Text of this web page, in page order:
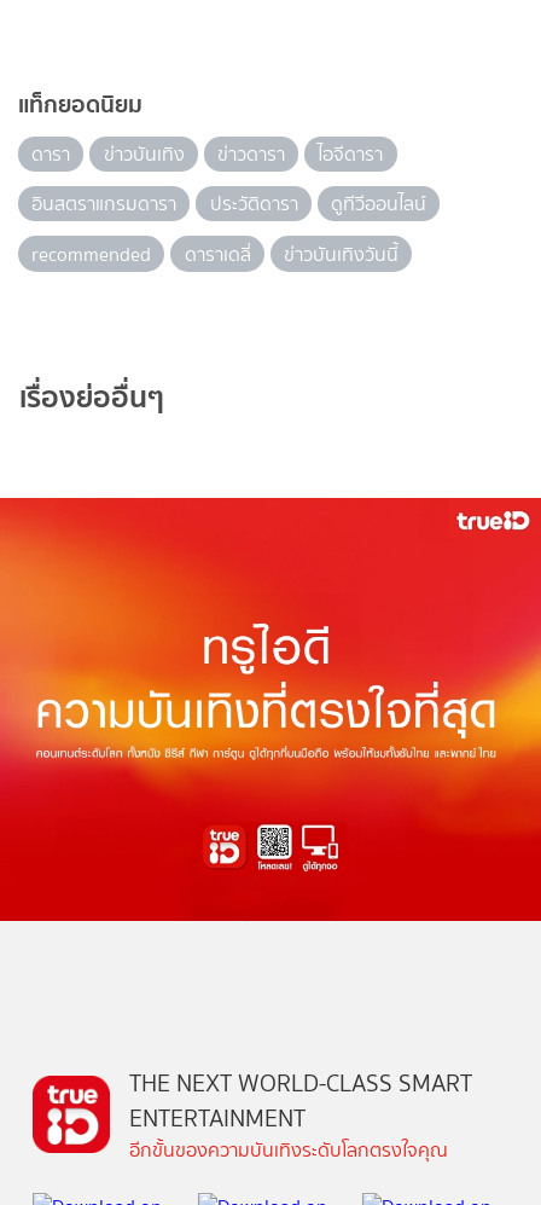
แท็กยอดนิยม
ดารา ข่าวบันเทิง ข่าวดารา
ไอจีดารา
อินสตราแกรมดารา
ประวัติดารา
ดูทีวีออนไลน์
recommended
ดาราเดลี่ ข่าวบันเทิงวันนี้
เรื่องย่ออื่นๆ
THE NEXT WORLD-CLASS SMART
ENTERTAINMENT
อีกขั้นของความบันเทิงระดับโลกตรงใจคุณ